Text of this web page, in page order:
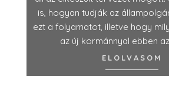
is, hogyan tudják az
ezt a folyamatot, illetve hogy
az új kormánnyal ebben
ELOLVASOM